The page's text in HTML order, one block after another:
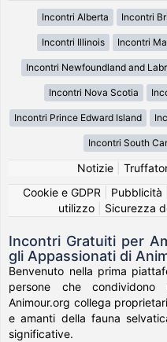
Incontri Alberta Incontri
Incontri Illinois Incontri
Incontri Newfoundland and
Incontri Nova Scotia
Incontri Prince Edward Island
Incontri South
Notizie|
Cookie e GDPR
Pubblicità
utilizzo| Sicurezza
Incontri Gratuiti per
gli Appassionati di
Benvenuto nella prima
persone che
Animour.org collega
e amanti della fauna
significative.